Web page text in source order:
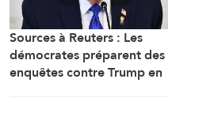
Sources à Reuters : Les
démocrates préparent des
enquêtes contre Trump en